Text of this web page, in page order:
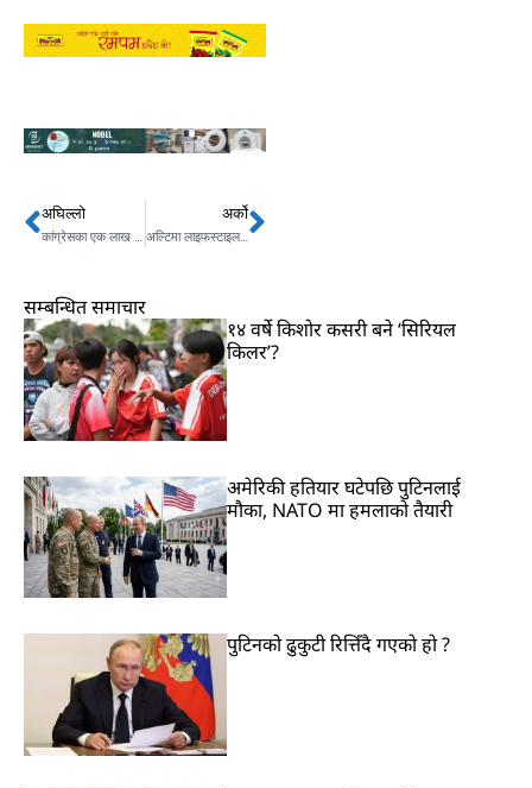
Prev
अघिल्लो अर्को
अल्टिमा लाइफस्टाइलले नेपालमा आफ्नो पहिलो कराओके स्पिकर ‘अल्टिमा बुमबक्स १३०’ सार्वजनिक गर्दै, असार २ गतेदेखि बिक्री सुरु Next
सम्बन्धित समाचार
१४ वर्षे किशोर कसरी बने ‘सिरियल
किलर’?
अमेरिकी हतियार घटेपछि पुटिनलाई
मौका, NATO मा हमलाको तैयारी
पुटिनको ढुकुटी रित्तिँदै गएको हो ?